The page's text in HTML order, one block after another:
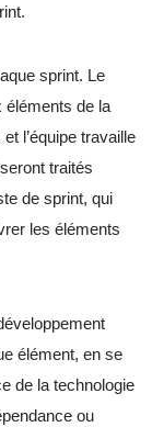
sprint. Le
éléments de la
l’équipe travaille
traités
de sprint, qui
les éléments
élément, en se
de la technologie
ou